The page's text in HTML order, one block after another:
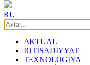
RU
AKTUAL
İQTİSADİYYAT
TEXNOLOGİYA